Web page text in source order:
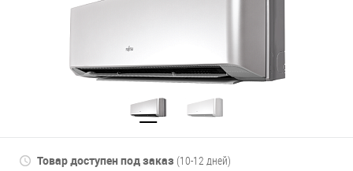
Товар доступен под заказ (10-12 дней)